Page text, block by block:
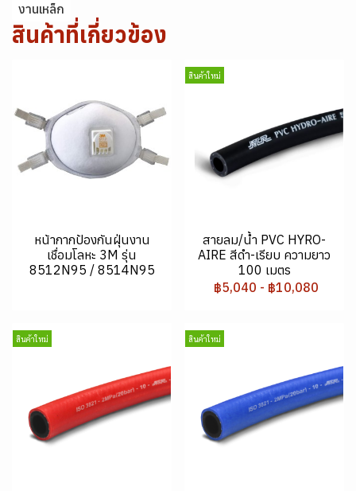
งานเหล็ก
สินค้าที่เกี่ยวข้อง
หน้ากากป้องกันฝุ่นงาน
เชื่อมโลหะ 3M รุ่น
8512N95 / 8514N95
สินค้าใหม่
สายลม/น้ำ PVC HYRO-
AIRE สีดำ-เรียบ ความยาว
100 เมตร
฿5,040 - ฿10,080
สินค้าใหม่ สินค้าใหม่